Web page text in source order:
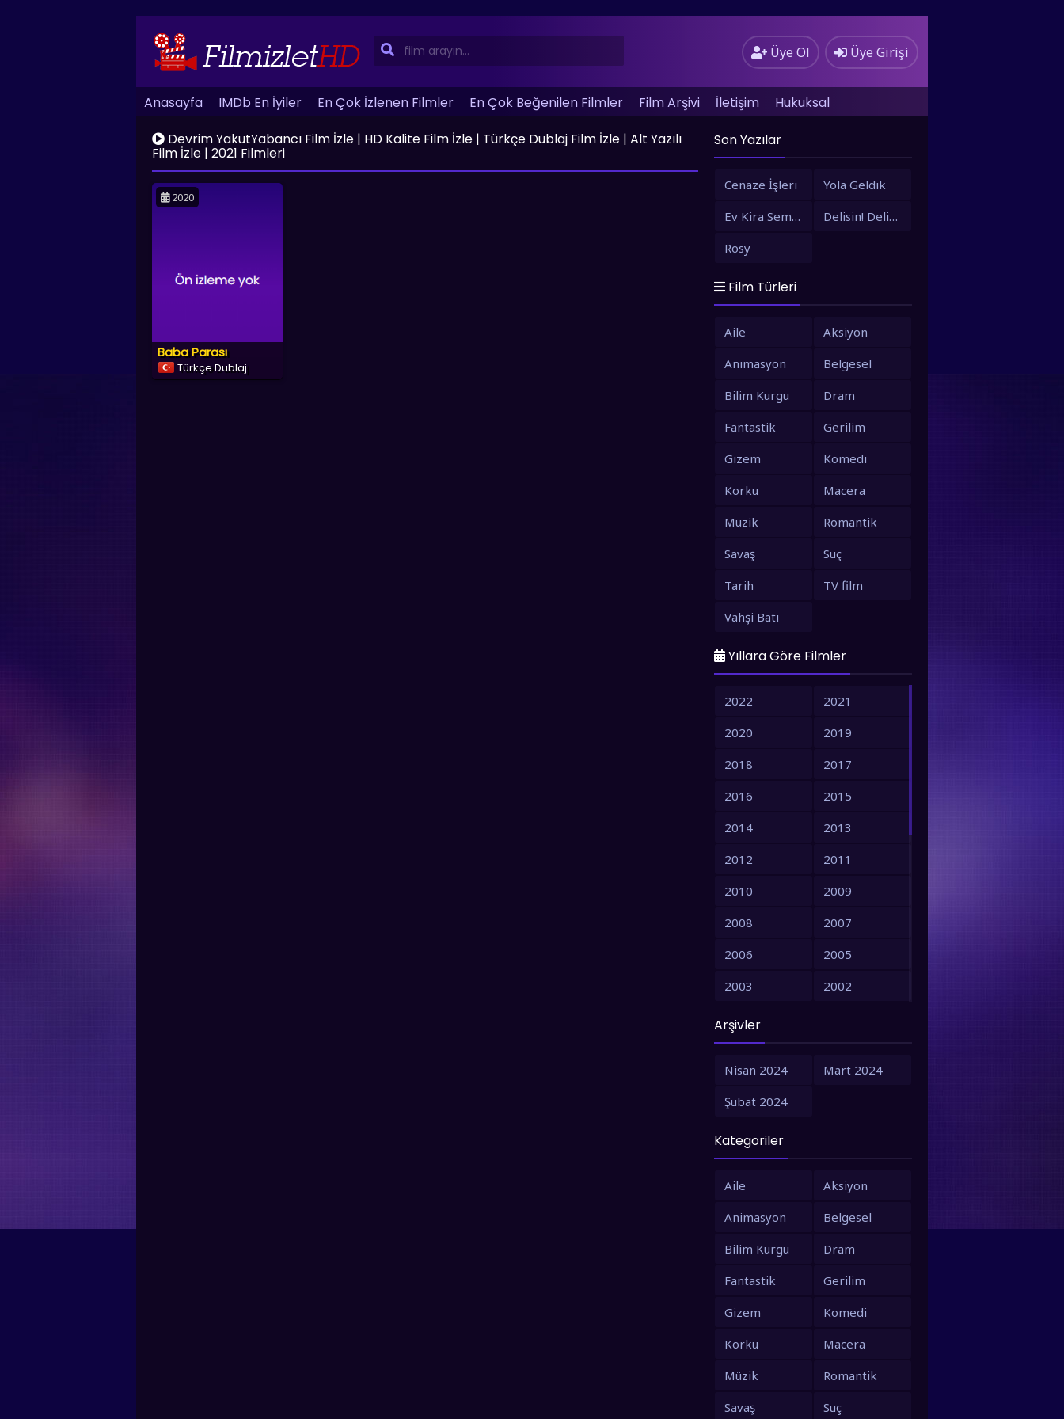
Üye Ol Üye Girişi
Anasayfa IMDb En İyiler En Çok İzlenen Filmler En Çok Beğenilen Filmler Film Arşivi İletişim
Hukuksal
Devrim YakutYabancı Film İzle | HD Kalite Film İzle | Türkçe Dublaj Film İzle | Alt Yazılı
Film İzle | 2021 Filmleri
2020
Baba Parası
Türkçe Dublaj
Son Yazılar
Cenaze İşleri
Yola Geldik
Ev Kira Semt Bizim
Delisin! Delisin!
Rosy
Film Türleri
Aile
Aksiyon
Animasyon
Belgesel
Bilim Kurgu
Dram
Fantastik
Gerilim
Gizem
Komedi
Korku
Macera
Müzik
Romantik
Savaş
Suç
Tarih
TV film
Vahşi Batı
Yıllara Göre Filmler
2022
2021
2020
2019
2018
2017
2016
2015
2014
2013
2012
2011
2010
2009
2008
2007
2006
2005
2003
2002
2001
1993
1991
Arşivler
Nisan 2024
Mart 2024
Şubat 2024
Kategoriler
Aile
Aksiyon
Animasyon
Belgesel
Bilim Kurgu
Dram
Fantastik
Gerilim
Gizem
Komedi
Korku
Macera
Müzik
Romantik
Savaş
Suç